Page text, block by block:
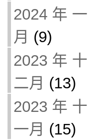
2024 年 一
月 (9)
2023 年 十
二月 (13)
2023 年 十
一月 (15)